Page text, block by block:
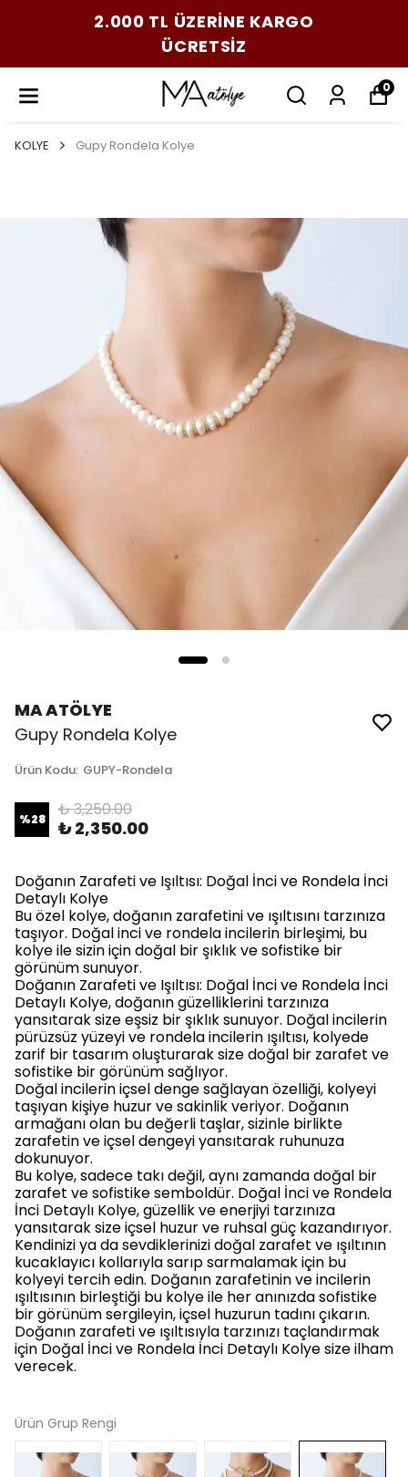
2.000 TL ÜZERİNE KARGO
ÜCRETSİZ
0
KOLYE Gupy Rondela Kolye
MA ATÖLYE
Gupy Rondela Kolye
Ürün Kodu: GUPY-Rondela
%28 ₺ 3,250.00
₺ 2,350.00
Doğanın Zarafeti ve Işıltısı: Doğal İnci ve Rondela İnci
Detaylı Kolye
Bu özel kolye, doğanın zarafetini ve ışıltısını tarzınıza
taşıyor. Doğal inci ve rondela incilerin birleşimi, bu
kolye ile sizin için doğal bir şıklık ve sofistike bir
görünüm sunuyor.
Doğanın Zarafeti ve Işıltısı: Doğal İnci ve Rondela İnci
Detaylı Kolye, doğanın güzelliklerini tarzınıza
yansıtarak size eşsiz bir şıklık sunuyor. Doğal incilerin
pürüzsüz yüzeyi ve rondela incilerin ışıltısı, kolyede
zarif bir tasarım oluşturarak size doğal bir zarafet ve
sofistike bir görünüm sağlıyor.
Doğal incilerin içsel denge sağlayan özelliği, kolyeyi
taşıyan kişiye huzur ve sakinlik veriyor. Doğanın
armağanı olan bu değerli taşlar, sizinle birlikte
zarafetin ve içsel dengeyi yansıtarak ruhunuza
dokunuyor.
Bu kolye, sadece takı değil, aynı zamanda doğal bir
zarafet ve sofistike semboldür. Doğal İnci ve Rondela
İnci Detaylı Kolye, güzellik ve enerjiyi tarzınıza
yansıtarak size içsel huzur ve ruhsal güç kazandırıyor.
Kendinizi ya da sevdiklerinizi doğal zarafet ve ışıltının
kucaklayıcı kollarıyla sarıp sarmalamak için bu
kolyeyi tercih edin. Doğanın zarafetinin ve incilerin
ışıltısının birleştiği bu kolye ile her anınızda sofistike
bir görünüm sergileyin, içsel huzurun tadını çıkarın.
Doğanın zarafeti ve ışıltısıyla tarzınızı taçlandırmak
için Doğal İnci ve Rondela İnci Detaylı Kolye size ilham
verecek.
Ürün Grup Rengi